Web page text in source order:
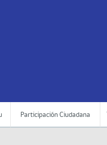
Participación Ciudadana